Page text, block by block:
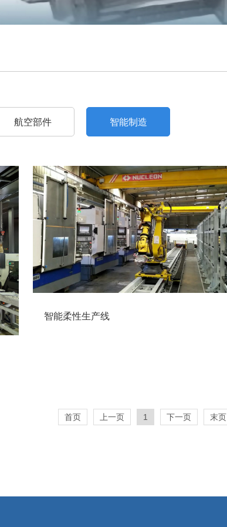
航空部件 智能制造
智能柔性生产线
首页 上一页 1 下一页 末页